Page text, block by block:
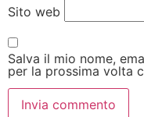
Sito web
Salva il mio nome,
per la prossima volta